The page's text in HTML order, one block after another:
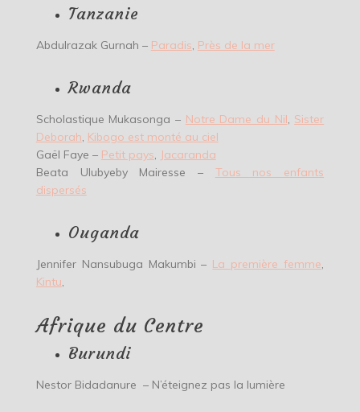
Tanzanie
Abdulrazak Gurnah – Paradis Près de la mer
Rwanda
Scholastique Mukasonga – Notre Dame du Nil Sister
Deborah Kibogo est monté au ciel
Gaël Faye – Petit pays
Jacaranda
Beata Ulubyeby Mairesse – Tous nos enfants
dispersés
Ouganda
Jennifer Nansubuga Makumbi – La première femme
Kintu
Afrique du Centre
Burundi
Nestor Bidadanure – N’éteignez pas la lumière